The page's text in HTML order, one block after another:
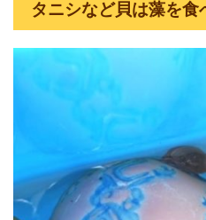
タニシなど貝は藻を食